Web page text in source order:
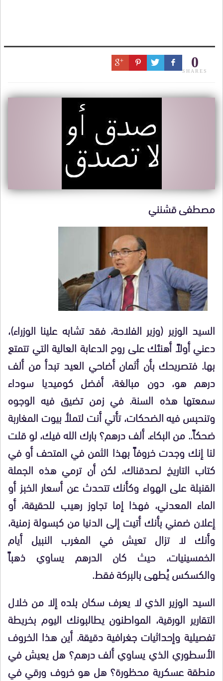
0
SHARES
مصطفى قشنني
السيد الوزير (وزير الفلاحة، فقد تشابه علينا الوزراء)،
دعني أولاً أهنئك على روح الدعابة العالية التي تتمتع
بها. فتصريحك بأن أثمان أضاحي العيد تبدأ من ألف
درهم هو، دون مبالغة، أفضل كوميديا سوداء
سمعتها هذه السنة. في زمن تضيق فيه الوجوه
وتنحبس فيه الضحكات، تأتي أنت لتملأ بيوت المغاربة
ضحكاً.. من البكاء. ألف درهم؟ بارك الله فيك، لو قلت
لنا إنك وجدت خروفاً بهذا الثمن في المتحف أو في
كتاب التاريخ لصدقناك، لكن أن ترمي هذه الجملة
القنبلة على الهواء وكأنك تتحدث عن أسعار الخبز أو
الماء المعدني، فهذا إما تجاوز رهيب للحقيقة، أو
إعلان ضمني بأنك أتيت إلى الدنيا من كبسولة زمنية،
وأنك لا تزال تعيش في المغرب النبيل أيام
الخمسينيات، حيث كان الدرهم يساوي ذهباً
والكسكس يُطهى بالبركة فقط.
السيد الوزير الذي لا يعرف سكان بلده إلا من خلال
التقارير الورقية، المواطنون يطالبونك اليوم بخريطة
تفصيلية وإحداثيات جغرافية دقيقة. أين هذا الخروف
الأسطوري الذي يساوي ألف درهم؟ هل يعيش في
منطقة عسكرية محظورة؟ هل هو خروف ورقي في